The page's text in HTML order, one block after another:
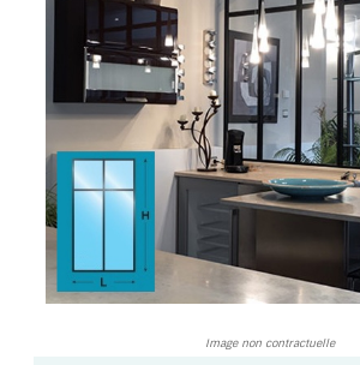
TOUS LES TARIFS AU M2
GUIDE : CHOIX PAR UTILISATION
INSPIRATIONS ET NOUVEAUTÉS
AMBIANCE LAITON BROSSÉ
MIROIRS VIEILLIS AMBIANCE
MIROIR SUR MESURE
Image non contractuelle